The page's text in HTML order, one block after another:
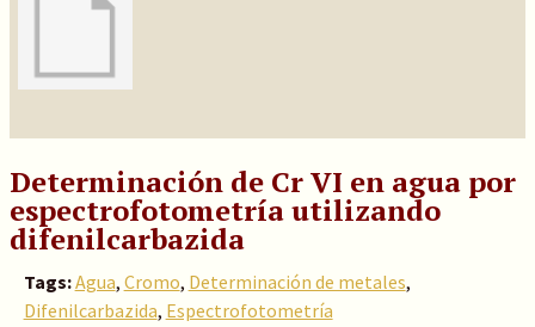
Determinación de Cr VI en agua por
espectrofotometría utilizando
difenilcarbazida
Tags:Agua, Cromo, Determinación de metales,
Difenilcarbazida, Espectrofotometría